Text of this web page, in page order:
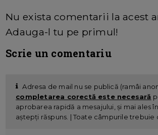
Nu exista comentarii la acest
Adauga-l tu pe primul!
Scrie un comentariu
Adresa de mail nu se publică (ramâi
completarea corectă este necesară
aprobarea rapidă a mesajului, și mai ales
aștepți răspuns. | Toate câmpurile